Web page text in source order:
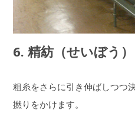
6. 精紡（せいぼう）
粗糸をさらに引き伸ばしつつ
撚りをかけます。